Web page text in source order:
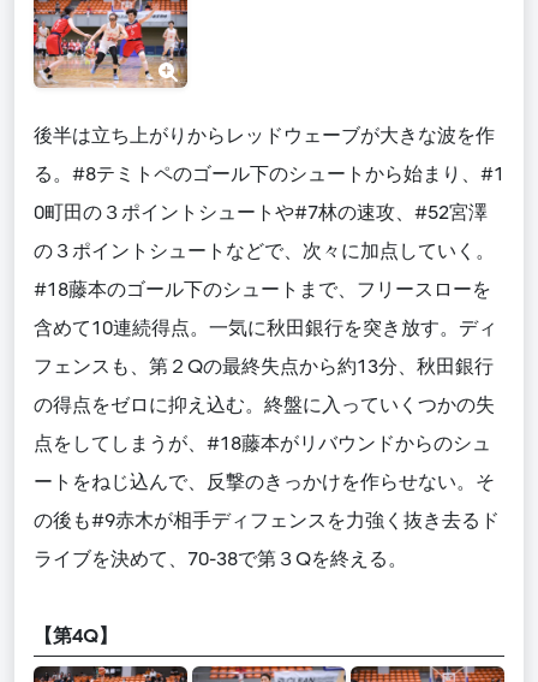
後半は立ち上がりからレッドウェーブが大きな波を作
る。#8テミトペのゴール下のシュートから始まり、#1
0町田の３ポイントシュートや#7林の速攻、#52宮澤
の３ポイントシュートなどで、次々に加点していく。
#18藤本のゴール下のシュートまで、フリースローを
含めて10連続得点。一気に秋田銀行を突き放す。ディ
フェンスも、第２Qの最終失点から約13分、秋田銀行
の得点をゼロに抑え込む。終盤に入っていくつかの失
点をしてしまうが、#18藤本がリバウンドからのシュ
ートをねじ込んで、反撃のきっかけを作らせない。そ
の後も#9赤木が相手ディフェンスを力強く抜き去るド
ライブを決めて、70-38で第３Qを終える。
【第4Q】